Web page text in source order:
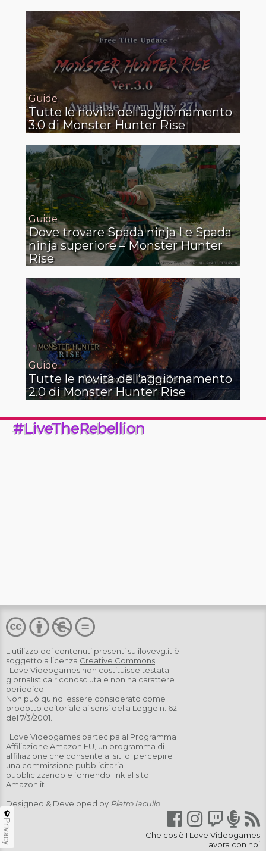
Guide
Tutte le novità dell’aggiornamento
3.0 di Monster Hunter Rise
Guide
Dove trovare Spada ninja I e Spada
ninja superiore – Monster Hunter
Rise
Guide
Tutte le novità dell’aggiornamento
2.0 di Monster Hunter Rise
#LiveTheRebellion
L'utilizzo dei contenuti presenti su ilovevg.it è
soggetto a licenza Creative Commons.
I Love Videogames non costituisce testata
giornalistica riconosciuta e non ha carattere
periodico.
Non può quindi essere considerato come
prodotto editoriale ai sensi della Legge n. 62
del 7/3/2001.
I Love Videogames partecipa al Programma
Affiliazione Amazon EU, un programma di
affiliazione che consente ai siti di percepire
una commissione pubblicitaria
pubblicizzando e fornendo link al sito
Amazon.it
Designed & Developed by Pietro Iacullo
Che cos'è I Love Videogames
Lavora con noi
Privacy